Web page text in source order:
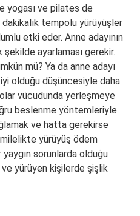
yogası ve pilates de
tempolu yürüyüşler
etki eder. Anne adayının
şekilde ayarlaması gerekir.
mü? Ya da anne adayı
olduğu düşüncesiyle daha
vücudunda yerleşmeye
beslenme yöntemleriyle
ve hatta gerekirse
yürüyüş ödem
sorunlarda olduğu
yürüyen kişilerde şişlik